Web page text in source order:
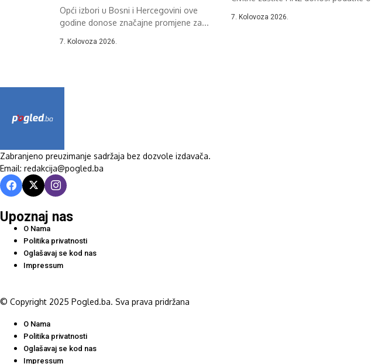
Opći izbori u Bosni i Hercegovini ove
godine donose značajne promjene za...
7. Kolovoza 2026.
7. Kolovoza 2026.
Zabranjeno preuzimanje sadržaja bez dozvole izdavača.
Email: redakcija@pogled.ba
Upoznaj nas
O Nama
Politika privatnosti
Oglašavaj se kod nas
Impressum
© Copyright 2025 Pogled.ba. Sva prava pridržana
O Nama
Politika privatnosti
Oglašavaj se kod nas
Impressum